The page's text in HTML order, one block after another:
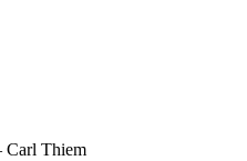
Carl Thiem